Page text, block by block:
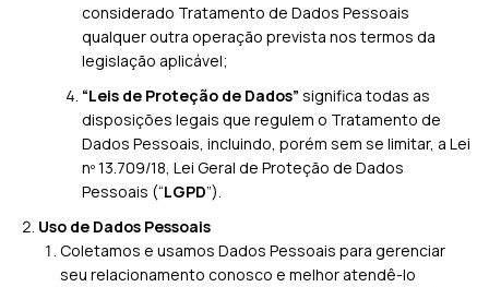
considerado Tratamento de Dados Pessoais
qualquer outra operação prevista nos termos da
legislação aplicável;
“Leis de Proteção de Dados” significa todas as
disposições legais que regulem o Tratamento de
Dados Pessoais, incluindo, porém sem se limitar, a Lei
nº 13.709/18, Lei Geral de Proteção de Dados
Pessoais (“LGPD”).
Uso de Dados Pessoais
Coletamos e usamos Dados Pessoais para gerenciar
seu relacionamento conosco e melhor atendê-lo